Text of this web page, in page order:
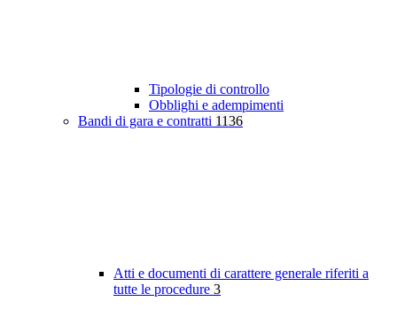
Tipologie di controllo
Obblighi e adempimenti
Bandi di gara e contratti 1136
Atti e documenti di carattere generale riferiti a
tutte le procedure 3